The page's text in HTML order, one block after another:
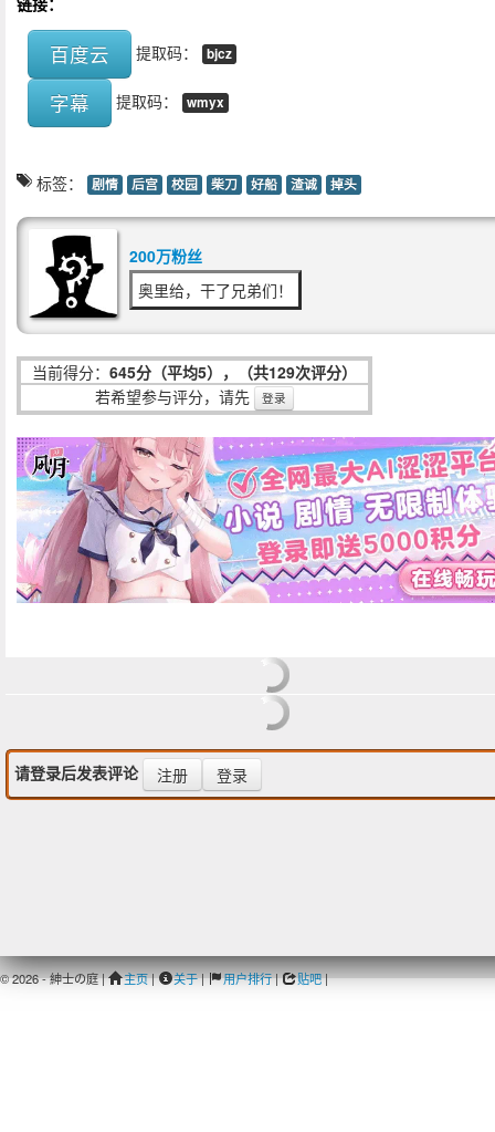
百度云 提取码： bjcz
字幕 提取码： wmyx
标签： 剧情 后宫 校园 柴刀 好船 渣诚 掉头
200万粉丝
奥里给，干了兄弟们！
当前得分： 645分（平均5），（共129次评分）
若希望参与评分，请先
登录
请登录后发表评论 注册 登录
© 2026 - 紳士の庭 | 主页| 关于| 用户排行| 贴吧|